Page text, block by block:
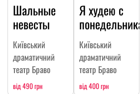
Шальные
невесты
Київський
драматичний
театр Браво
від 490 грн
Я худею с
понедельника.
Київський
драматичний
театр Браво
від 400 грн